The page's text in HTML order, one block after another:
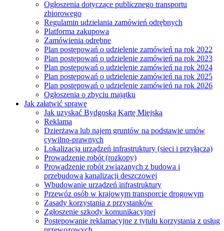
Ogłoszenia dotyczące publicznego transportu
zbiorowego
Regulamin udzielania zamówień odrębnych
Platforma zakupowa
Zamówienia odrębne
Plan postępowań o udzielenie zamówień na rok 2022
Plan postępowań o udzielenie zamówień na rok 2023
Plan postępowań o udzielenie zamówień na rok 2024
Plan postępowań o udzielenie zamówień na rok 2025
Plan postępowań o udzielenie zamówień na rok 2026
Ogłoszenia o zbyciu majątku
Jak załatwić sprawę
Jak uzyskać Bydgoską Kartę Miejską
Reklama
Dzierżawa lub najem gruntów na podstawie umów
cywilno-prawnych
Lokalizacja urządzeń infrastruktury (sieci i przyłącza)
Prowadzenie robót (rozkopy)
Prowadzenie robót związanych z budowa i
przebudową kanalizacji deszczowej
Wbudowanie urządzeń infrastruktury
Przewóz osób w krajowym transporcie drogowym
Zasady korzystania z przystanków
Zgłoszenie szkody komunikacyjnej
Postępowanie reklamacyjne z tytułu korzystania z usług